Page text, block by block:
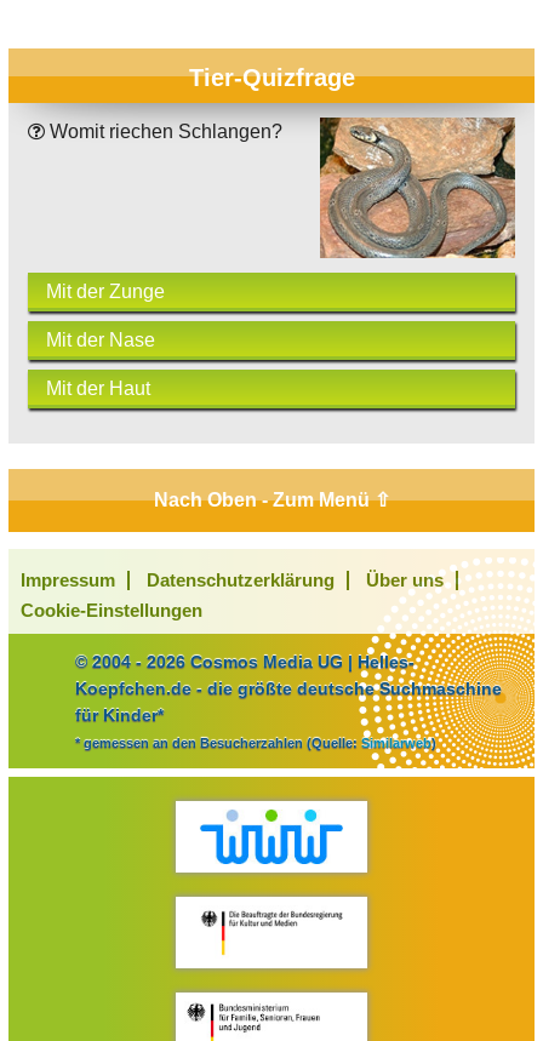
Tier-Quizfrage
Womit riechen Schlangen?
Mit der Zunge
Mit der Nase
Mit der Haut
Nach Oben - Zum Menü ⇧
Impressum Datenschutzerklärung
Über uns
Cookie-Einstellungen
© 2004 - 2026 Cosmos Media UG | Helles-
Koepfchen.de - die größte deutsche Suchmaschine
für Kinder*
* gemessen an den Besucherzahlen (Quelle: Similarweb)